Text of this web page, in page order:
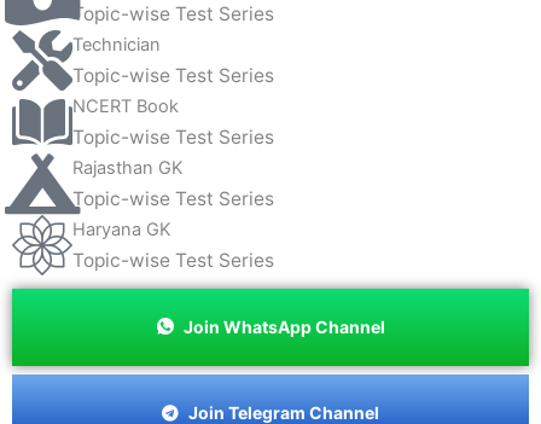
Topic-wise Test Series
Technician
Topic-wise Test Series
NCERT Book
Topic-wise Test Series
Rajasthan GK
Topic-wise Test Series
Haryana GK
Topic-wise Test Series
Join WhatsApp Channel
Join Telegram Channel